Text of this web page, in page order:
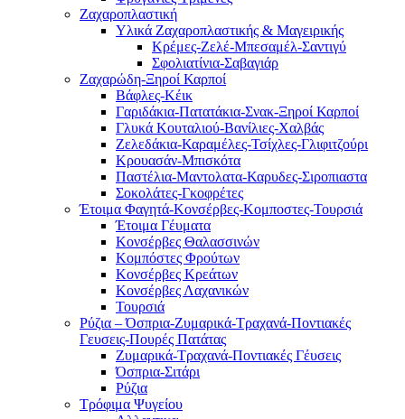
Ζαχαροπλαστική
Υλικά Ζαχαροπλαστικής & Μαγειρικής
Κρέμες-Ζελέ-Μπεσαμέλ-Σαντιγύ
Σφολιατίνια-Σαβαγιάρ
Ζαχαρώδη-Ξηροί Καρποί
Βάφλες-Κέικ
Γαριδάκια-Πατατάκια-Σνακ-Ξηροί Καρποί
Γλυκά Κουταλιού-Βανίλιες-Χαλβάς
Ζελεδάκια-Καραμέλες-Τσίχλες-Γλιφιτζούρι
Κρουασάν-Μπισκότα
Παστέλια-Μαντολατα-Καρυδες-Σιροπιαστα
Σοκολάτες-Γκοφρέτες
Έτοιμα Φαγητά-Κονσέρβες-Κομποστες-Τουρσιά
Έτοιμα Γέυματα
Κονσέρβες Θαλασσινών
Κομπόστες Φρούτων
Κονσέρβες Κρεάτων
Κονσέρβες Λαχανικών
Τουρσιά
Ρύζια – Όσπρια-Ζυμαρικά-Τραχανά-Ποντιακές
Γευσεις-Πουρές Πατάτας
Ζυμαρικά-Τραχανά-Ποντιακές Γέυσεις
Όσπρια-Σιτάρι
Ρύζια
Τρόφιμα Ψυγείου